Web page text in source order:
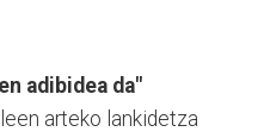
adibidea da"
arteko lankidetza